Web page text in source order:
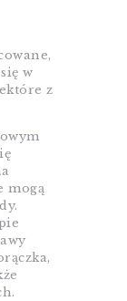
w
z
mogą